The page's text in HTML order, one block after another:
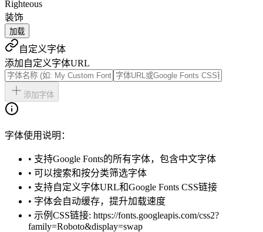
Righteous
装饰
加载
自定义字体
添加自定义字体URL
添加字体
字体使用说明：
• 支持Google Fonts的所有字体，包含中文字体
• 可以搜索和按分类筛选字体
• 支持自定义字体URL和Google Fonts CSS链接
• 字体会自动缓存，提升加载速度
• 示例CSS链接: https://fonts.googleapis.com/css2?
family=Roboto&display=swap